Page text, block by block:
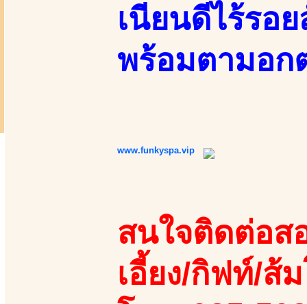
เนียนดีไร้รอ
พร้อมตามอก
www.funkyspa.vip
สนใจติดต่อส
เอี้ยง/กิฟท์/ส้